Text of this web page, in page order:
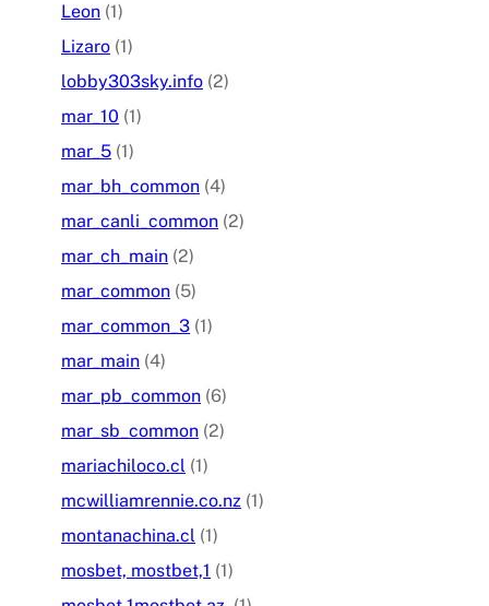
Leon (1)
Lizaro (1)
lobby303sky.info (2)
mar_10 (1)
mar_5 (1)
mar_bh_common (4)
mar_canli_common (2)
mar_ch_main (2)
mar_common (5)
mar_common_3 (1)
mar_main (4)
mar_pb_common (6)
mar_sb_common (2)
mariachiloco.cl (1)
mcwilliamrennie.co.nz (1)
montanachina.cl (1)
mosbet, mostbet,1 (1)